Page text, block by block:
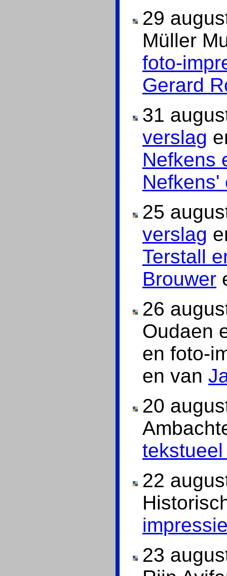
29
Müller
foto-
Gerard
31
verslag
Nefkens
Nefkens'
25
verslag
Terstall
Brouwer
26
Oudaen
en foto-
en van
20
22
23